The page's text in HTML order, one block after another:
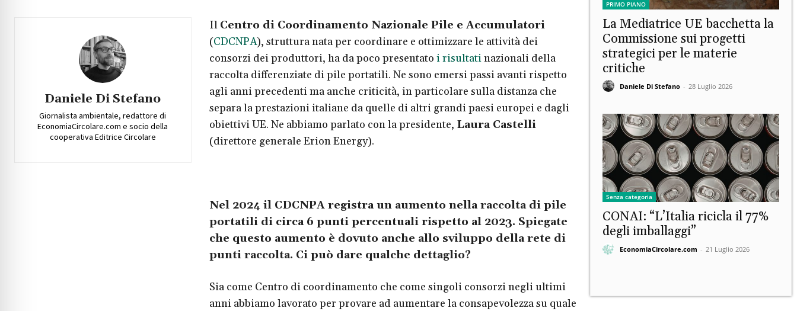
Daniele Di Stefano
Giornalista ambientale, redattore di
EconomiaCircolare.com e socio della
cooperativa Editrice Circolare
Il Centro di Coordinamento Nazionale Pile e Accumulatori
(CDCNPA), struttura nata per coordinare e ottimizzare le attività dei
consorzi dei produttori, ha da poco presentato i risultatinazionali della
raccolta differenziate di pile portatili. Ne sono emersi passi avanti rispetto
agli anni precedenti ma anche criticità, in particolare sulla distanza che
separa la prestazioni italiane da quelle di altri grandi paesi europei e dagli
obiettivi UE. Ne abbiamo parlato con la presidente, Laura Castelli
(direttore generale Erion Energy).
Nel 2024 il CDCNPA registra un aumento nella raccolta di pile
portatili di circa 6 punti percentuali rispetto al 2023. Spiegate
che questo aumento è dovuto anche allo sviluppo della rete di
punti raccolta. Ci può dare qualche dettaglio?
Sia come Centro di coordinamento che come singoli consorzi negli ultimi
anni abbiamo lavorato per provare ad aumentare la consapevolezza su quale
PRIMO PIANO
La Mediatrice UE bacchetta la
Commissione sui progetti
strategici per le materie
critiche
Daniele Di Stefano - 28 Luglio 2026
Senza categoria
CONAI: “L’Italia ricicla il 77%
degli imballaggi”
EconomiaCircolare.com - 21 Luglio 2026